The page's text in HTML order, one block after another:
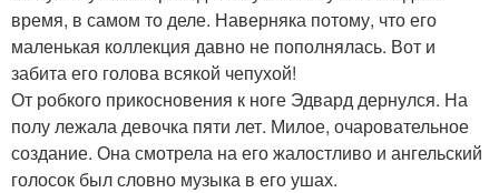
время, в самом то деле. Наверняка потому, что его
маленькая коллекция давно не пополнялась. Вот и
забита его голова всякой чепухой!
От робкого прикосновения к ноге Эдвард дернулся. На
полу лежала девочка пяти лет. Милое, очаровательное
создание. Она смотрела на его жалостливо и ангельский
голосок был словно музыка в его ушах.